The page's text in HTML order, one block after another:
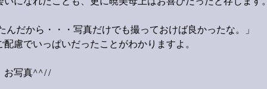
だから・・・写真だけでも撮っておけば良かったな。」
慮でいっぱいだったことがわかりますよ。
お写真^^//